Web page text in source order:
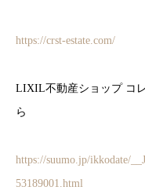
https://crst-estate.com/
LIXIL不動産ショップ コ
ら
https://suumo.jp/ikkodate/
53189001.html